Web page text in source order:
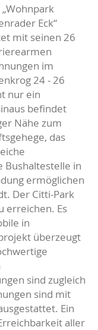
Eck“
mit seinen 26
im
24 - 26
nur ein
befindet
Nähe zum
das
Bushaltestelle in
ermöglichen
Der Citti-Park
erreichen. Es
in
überzeugt
sind zugleich
sind mit
Ein
aller